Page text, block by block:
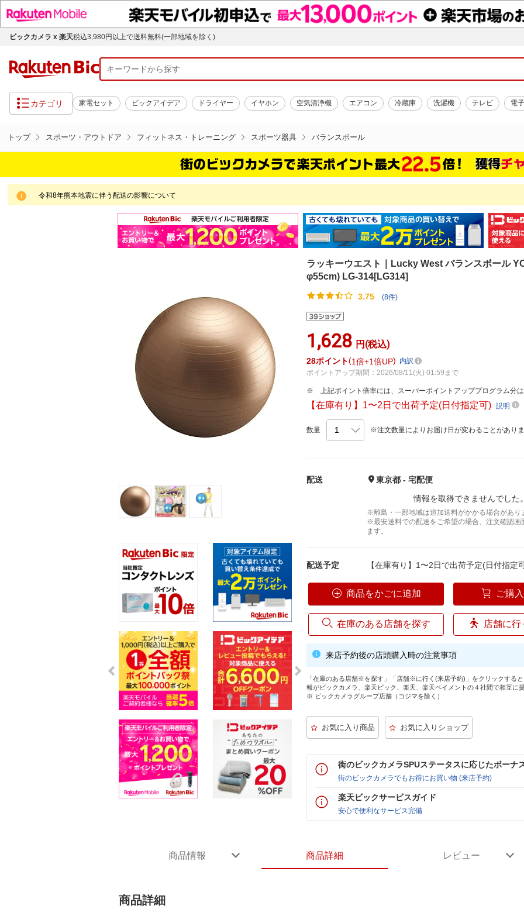
ビックカメラ x 楽天税込3,980円以上で送料無料(一部地域を除く)
カテゴリ 家電セット ビックアイデア ドライヤー イヤホン 空気清浄機 エアコン 冷蔵庫 洗濯機 テレビ 電
トップ スポーツ・アウトドア フィットネス・トレーニング スポーツ器具 バランスボール
令和8年熊本地震に伴う配送の影響について
ラッキーウエスト｜Lucky West バランスボール
φ55cm) LG-314[LG314]
3.75 (8件)
1,628 円(税込)
28ポイント 1倍 1倍UP
内訳
ポイントアップ期間：2026/08/11(火) 01:59まで
上記ポイント倍率には、スーパーポイントアッププログラム分
【在庫有り】1〜2日で出荷予定(日付指定可)説明
数量 ※注文数量によりお届け日が変わることがありま
配送
東京都 - 宅配便
情報を取得できませんでした
※離島・一部地域は追加送料がかかる場合があり
※最安送料での配送をご希望の場合、注文確認画
ます。
配送予定 【在庫有り】1〜2日で出荷予定(日付指定
商品をかごに追加 ご購
在庫のある店舗を探す 店舗に行
来店予約後の店頭購入時の注意事項
「在庫のある店舗※を探す」「店舗※に行く(来店予約)」をクリックする
報がビックカメラ、楽天ビック、楽天、楽天ペイメントの４社間で相互に
※ ビックカメラグループ店舗（コジマを除く）
街のビックカメラSPUステータスに応じたボーナ
街のビックカメラでもお得にお買い物 (来店予約)
楽天ビックサービスガイド
安心で便利なサービス完備
商品情報 商品詳細 レビュー
商品詳細